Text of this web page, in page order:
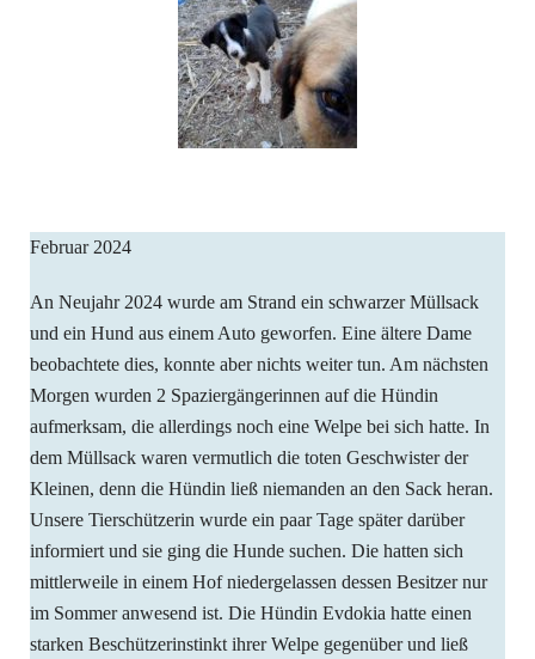
Februar 2024
An Neujahr 2024 wurde am Strand ein schwarzer Müllsack
und ein Hund aus einem Auto geworfen. Eine ältere Dame
beobachtete dies, konnte aber nichts weiter tun. Am nächsten
Morgen wurden 2 Spaziergängerinnen auf die Hündin
aufmerksam, die allerdings noch eine Welpe bei sich hatte. In
dem Müllsack waren vermutlich die toten Geschwister der
Kleinen, denn die Hündin ließ niemanden an den Sack heran.
Unsere Tierschützerin wurde ein paar Tage später darüber
informiert und sie ging die Hunde suchen. Die hatten sich
mittlerweile in einem Hof niedergelassen dessen Besitzer nur
im Sommer anwesend ist. Die Hündin Evdokia hatte einen
starken Beschützerinstinkt ihrer Welpe gegenüber und ließ